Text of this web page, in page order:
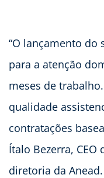
“O lançamento do
para a atenção
meses de
qualidade
contratações
Ítalo Bezerra,
diretoria da Anead.